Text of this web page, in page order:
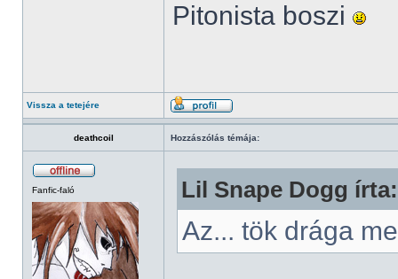
Pitonista boszi
Vissza a tetejére
deathcoil Hozzászólás témája:
Fanfic-faló Lil Snape Dogg írta:
Az... tök drága